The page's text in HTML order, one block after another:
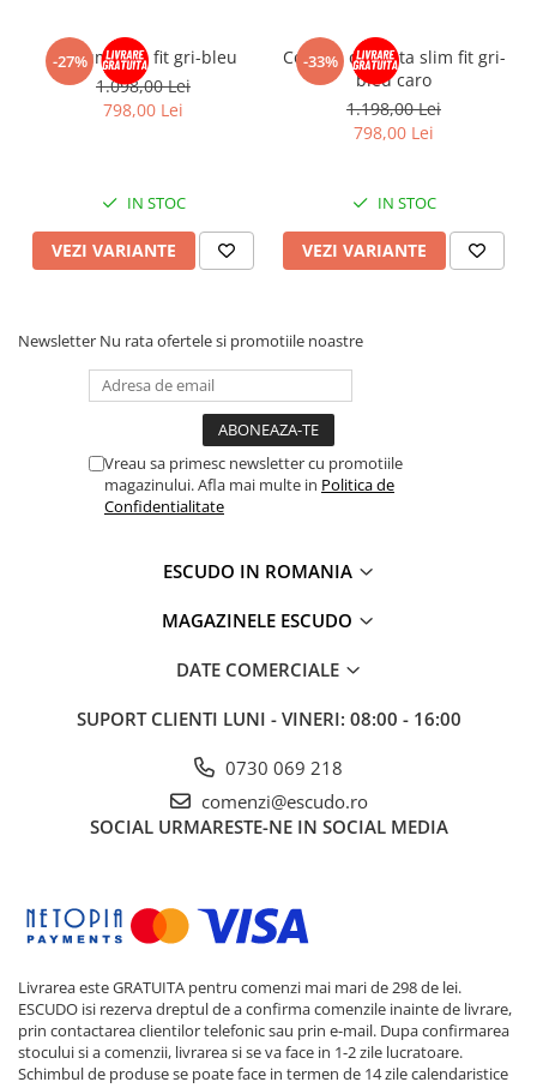
-27%
Costum slim fit gri-bleu
1.098,00 Lei
798,00 Lei
IN STOC
VEZI VARIANTE
-33%
Costum cu vesta slim fit gri-
bleu caro
1.198,00 Lei
798,00 Lei
IN STOC
VEZI VARIANTE
Newsletter Nu rata ofertele si promotiile noastre
Vreau sa primesc newsletter cu promotiile
magazinului. Afla mai multe in Politica de
Confidentialitate
ESCUDO IN ROMANIA
MAGAZINELE ESCUDO
DATE COMERCIALE
SUPORT CLIENTI LUNI - VINERI: 08:00 - 16:00
0730 069 218
comenzi@escudo.ro
SOCIAL URMARESTE-NE IN SOCIAL MEDIA
Livrarea este GRATUITA pentru comenzi mai mari de 298 de lei.
ESCUDO isi rezerva dreptul de a confirma comenzile inainte de livrare,
prin contactarea clientilor telefonic sau prin e-mail. Dupa confirmarea
stocului si a comenzii, livrarea si se va face in 1-2 zile lucratoare.
Schimbul de produse se poate face in termen de 14 zile calendaristice